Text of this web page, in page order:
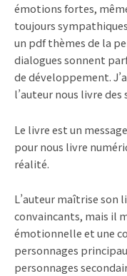
émotions fortes,
toujours
un pdf thèmes de la
dialogues sonnent
de développement.
l’auteur nous livre
Le livre est un
pour nous livre
réalité.
L’auteur maîtrise son
convaincants, mais il
émotionnelle et une
personnages
personnages